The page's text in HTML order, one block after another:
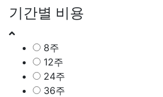
기간별 비용
8주
12주
24주
36주